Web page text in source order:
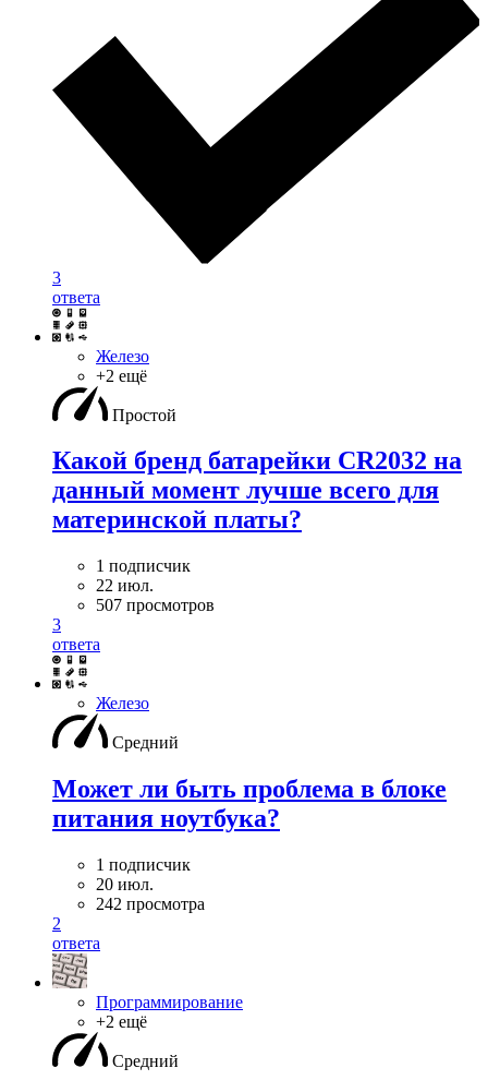
3
ответа
Железо
+2 ещё
Простой
Какой бренд батарейки CR2032 на
данный момент лучше всего для
материнской платы?
1 подписчик
22 июл.
507 просмотров
3
ответа
Железо
Средний
Может ли быть проблема в блоке
питания ноутбука?
1 подписчик
20 июл.
242 просмотра
2
ответа
Программирование
+2 ещё
Средний